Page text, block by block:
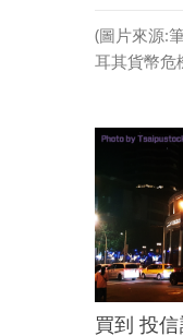
(圖片來源:
耳其貨幣危
股如國巨
市場再度
...
閱讀更多 »
買到 投